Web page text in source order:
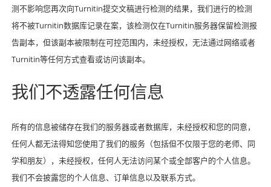
测不影响您再次向Turnitin提交文稿进行检测的结果，我们进行的检测
将不被Turnitin数据库记录在案，该检测仅在Turnitin服务器保留检测报
告副本，但该副本被限制在可控范围内，未经授权，无法通过网络或者
Turnitin等任何方式查看或访问该副本。
我们不透露任何信息
所有的信息被储存在我们的服务器或者数据库，未经授权和您的同意，
任何人都无法得知您使用了我们的服务（包括但不仅限于您的老师、同
学和朋友），未经授权，任何人无法访问某个或全部客户的个人信息。
我们不会披露您的个人信息、订单信息以及联系方式。